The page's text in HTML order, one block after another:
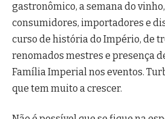
gastronômico, a semana do
consumidores, importadores e
curso de história do Império, de
renomados mestres e presença
Família Imperial nos eventos.
que tem muito a crescer.